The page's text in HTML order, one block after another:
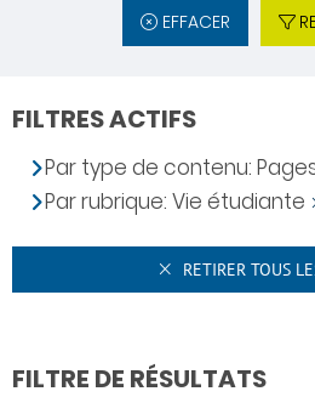
EFFACER
FILTRES ACTIFS
Par type de contenu:
Par rubrique: Vie étudiante
RETIRER TOUS
FILTRE DE RÉSULTATS